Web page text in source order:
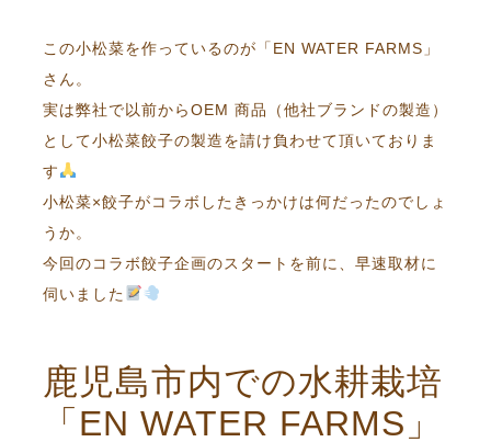
この小松菜を作っているのが「EN WATER FARMS」
さん。
実は弊社で以前からOEM 商品（他社ブランドの製造）
として小松菜餃子の製造を請け負わせて頂いておりま
す
小松菜×餃子がコラボしたきっかけは何だったのでしょ
うか。
今回のコラボ餃子企画のスタートを前に、早速取材に
伺いました
鹿児島市内での水耕栽培
「EN WATER FARMS」